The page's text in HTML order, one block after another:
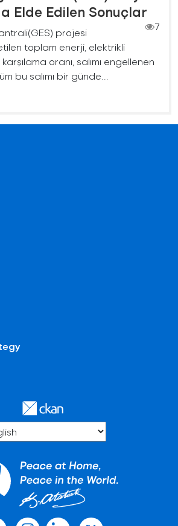
Elde Edilen Sonuçlar
7
projesi
toplam enerji, elektrikli
oranı, salımı engellenen
bu salımı bir günde...